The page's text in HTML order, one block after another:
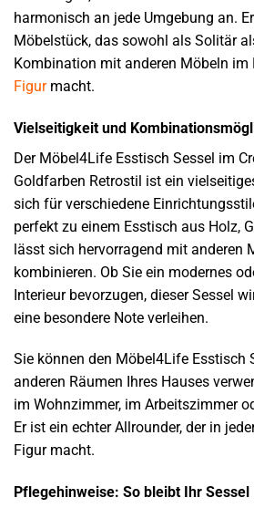
harmonisch an jede Umgebung an.
Möbelstück, das sowohl als Solitär
Kombination mit anderen Möbeln im
Figurmacht.
Vielseitigkeit und
Der Möbel4Life Esstisch Sessel im
Goldfarben Retrostil ist ein
sich für verschiedene
perfekt zu einem Esstisch aus Holz,
lässt sich hervorragend mit anderen
kombinieren. Ob Sie ein modernes
Interieur bevorzugen, dieser Sessel
eine besondere Note verleihen.
Sie können den Möbel4Life Esstisch
anderen Räumen Ihres Hauses
im Wohnzimmer, im Arbeitszimmer
Er ist ein echter Allrounder, der in
Figur macht.
Pflegehinweise: So bleibt Ihr Sessel